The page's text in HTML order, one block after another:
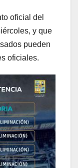
oficial del
y que
pueden
oficiales.